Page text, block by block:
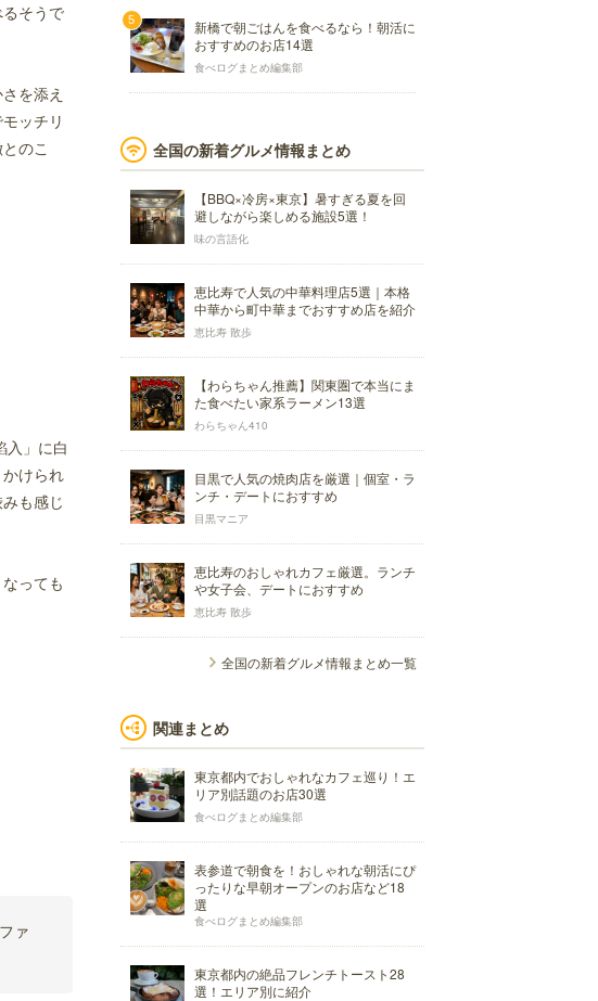
そうで
を添え
ッチリ
のこ
入」に白
けられ
も感じ
っても
ァ
新橋で朝ごはんを食べるなら！朝活に
おすすめのお店14選
食べログまとめ編集部
全国の新着グルメ情報まとめ
【BBQ×冷房×東京】暑すぎる夏を回
避しながら楽しめる施設5選！
味の言語化
恵比寿で人気の中華料理店5選｜本格
中華から町中華までおすすめ店を紹介
恵比寿 散歩
【わらちゃん推薦】関東圏で本当にま
た食べたい家系ラーメン13選
わらちゃん410
目黒で人気の焼肉店を厳選｜個室・ラ
ンチ・デートにおすすめ
目黒マニア
恵比寿のおしゃれカフェ厳選。ランチ
や女子会、デートにおすすめ
恵比寿 散歩
全国の新着グルメ情報まとめ一覧
関連まとめ
東京都内でおしゃれなカフェ巡り！エ
リア別話題のお店30選
食べログまとめ編集部
表参道で朝食を！おしゃれな朝活にぴ
ったりな早朝オープンのお店など18
選
食べログまとめ編集部
東京都内の絶品フレンチトースト28
選！エリア別に紹介